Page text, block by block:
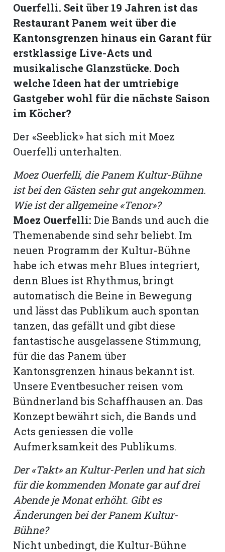
Ouerfelli. Seit über 19 Jahren ist das
Restaurant Panem weit über die
Kantonsgrenzen hinaus ein Garant für
erstklassige Live-Acts und
musikalische Glanzstücke. Doch
welche Ideen hat der umtriebige
Gastgeber wohl für die nächste Saison
im Köcher?
Der «Seeblick» hat sich mit Moez
Ouerfelli unterhalten.
Moez Ouerfelli, die Panem Kultur-Bühne
ist bei den Gästen sehr gut angekommen.
Wie ist der allgemeine «Tenor»?
Moez Ouerfelli: Die Bands und auch die
Themenabende sind sehr beliebt. Im
neuen Programm der Kultur-Bühne
habe ich etwas mehr Blues integriert,
denn Blues ist Rhythmus, bringt
automatisch die Beine in Bewegung
und lässt das Publikum auch spontan
tanzen, das gefällt und gibt diese
fantastische ausgelassene Stimmung,
für die das Panem über
Kantonsgrenzen hinaus bekannt ist.
Unsere Eventbesucher reisen vom
Bündnerland bis Schaffhausen an. Das
Konzept bewährt sich, die Bands und
Acts geniessen die volle
Aufmerksamkeit des Publikums.
Der «Takt» an Kultur-Perlen und hat sich
für die kommenden Monate gar auf drei
Abende je Monat erhöht. Gibt es
Änderungen bei der Panem Kultur-
Bühne?
Nicht unbedingt, die Kultur-Bühne